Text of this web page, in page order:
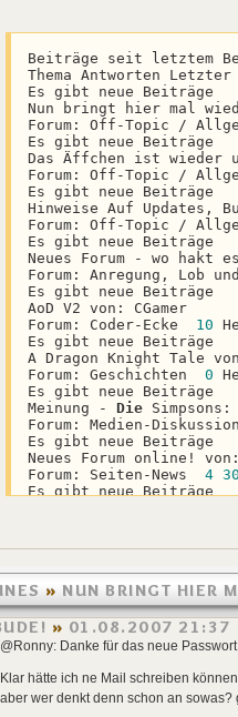
Beiträge seit letztem
Thema Antworten
Es gibt neue Beiträge
Nun bringt hier mal
Forum: Off-Topic /
Es gibt neue Beiträge
Das Äffchen ist wieder
Forum: Off-Topic /
Es gibt neue Beiträge
Hinweise Auf Updates,
Forum: Off-Topic /
Es gibt neue Beiträge
Neues Forum - wo
Forum: Anregung, Lob
Es gibt neue Beiträge
AoD V2 von: CGamer
Forum: Coder-Ecke 10
Es gibt neue Beiträge
A Dragon Knight Tale
Forum: Geschichten 0
Es gibt neue Beiträge
Meinung - Die Simpsons:
Forum: Medien-
Es gibt neue Beiträge
Neues Forum online!
Forum: Seiten-News 4
Es gibt neue Beiträge
Forum: Medien-
Es gibt neue Beiträge
Kostenloses Mmorpg
Forum: Schwarzes
Es gibt neue Beiträge
Zeigt Uns Eure
Forum: Off-Topic /
Es gibt neue Beiträge
Wii fordert erstes Opfer
» NUN BRINGT HIER
» 01.08.2007 21:37
@Ronny: Danke für das neue
Klar hätte ich ne Mail schreiben
aber wer denkt denn schon an